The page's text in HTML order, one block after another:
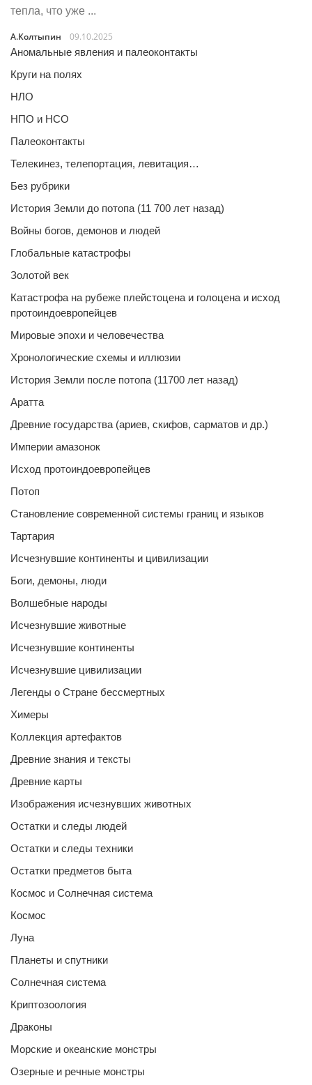
тепла, что уже ...
А.Колтыпин
09.10.2025
Аномальные явления и палеоконтакты
Круги на полях
НЛО
НПО и НСО
Палеоконтакты
Телекинез, телепортация, левитация…
Без рубрики
История Земли до потопа (11 700 лет назад)
Войны богов, демонов и людей
Глобальные катастрофы
Золотой век
Катастрофа на рубеже плейстоцена и голоцена и исход
протоиндоевропейцев
Мировые эпохи и человечества
Хронологические схемы и иллюзии
История Земли после потопа (11700 лет назад)
Аратта
Древние государства (ариев, скифов, сарматов и др.)
Империи амазонок
Исход протоиндоевропейцев
Потоп
Становление современной системы границ и языков
Тартария
Исчезнувшие континенты и цивилизации
Боги, демоны, люди
Волшебные народы
Исчезнувшие животные
Исчезнувшие континенты
Исчезнувшие цивилизации
Легенды о Стране бессмертных
Химеры
Коллекция артефактов
Древние знания и тексты
Древние карты
Изображения исчезнувших животных
Остатки и следы людей
Остатки и следы техники
Остатки предметов быта
Космос и Солнечная система
Космос
Луна
Планеты и спутники
Солнечная система
Криптозоология
Драконы
Морские и океанские монстры
Озерные и речные монстры